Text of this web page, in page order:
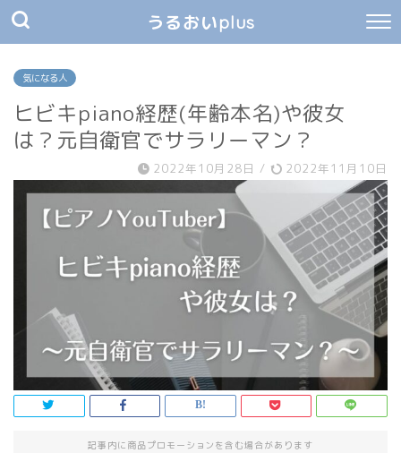
うるおいplus
気になる人
ヒビキpiano経歴(年齢本名)や彼女
は？元自衛官でサラリーマン？
2022年10月28日 / 2022年11月10日
記事内に商品プロモーションを含む場合があります